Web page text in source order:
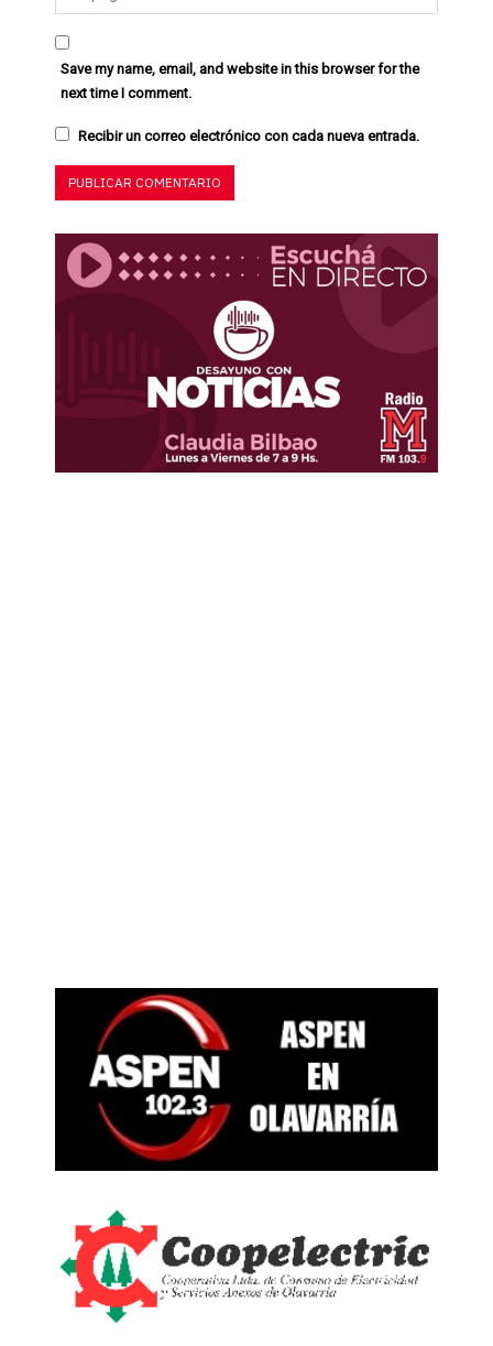
Save my name, email, and website in this browser for the
next time I comment.
Recibir un correo electrónico con cada nueva entrada.